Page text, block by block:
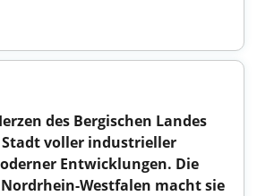
des Bergischen Landes
Stadt voller industrieller
Entwicklungen. Die
Westfalen macht sie